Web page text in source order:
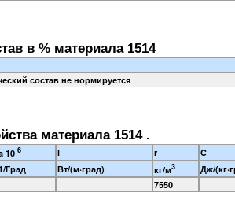
в % материала 1514
состав не нормируется
материала 1514 .
10 6 l r
C
Град Вт/(м·град) кг/м3
Дж/
7550